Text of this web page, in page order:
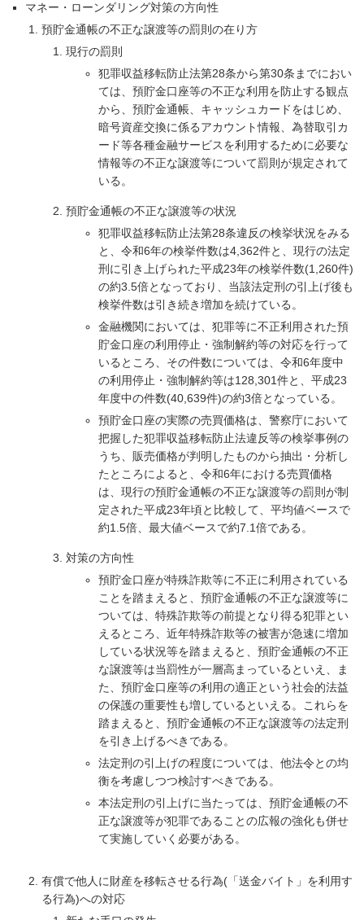
マネー・ローンダリング対策の方向性
預貯金通帳の不正な譲渡等の罰則の在り方
現行の罰則
犯罪収益移転防止法第28条から第30条までにおい
ては、預貯金口座等の不正な利用を防止する観点
から、預貯金通帳、キャッシュカードをはじめ、
暗号資産交換に係るアカウント情報、為替取引カ
ード等各種金融サービスを利用するために必要な
情報等の不正な譲渡等について罰則が規定されて
いる。
預貯金通帳の不正な譲渡等の状況
犯罪収益移転防止法第28条違反の検挙状況をみる
と、令和6年の検挙件数は4,362件と、現行の法定
刑に引き上げられた平成23年の検挙件数(1,260件)
の約3.5倍となっており、当該法定刑の引上げ後も
検挙件数は引き続き増加を続けている。
金融機関においては、犯罪等に不正利用された預
貯金口座の利用停止・強制解約等の対応を行って
いるところ、その件数については、令和6年度中
の利用停止・強制解約等は128,301件と、平成23
年度中の件数(40,639件)の約3倍となっている。
預貯金口座の実際の売買価格は、警察庁において
把握した犯罪収益移転防止法違反等の検挙事例の
うち、販売価格が判明したものから抽出・分析し
たところによると、令和6年における売買価格
は、現行の預貯金通帳の不正な譲渡等の罰則が制
定された平成23年頃と比較して、平均値ベースで
約1.5倍、最大値ベースで約7.1倍である。
対策の方向性
預貯金口座が特殊詐欺等に不正に利用されている
ことを踏まえると、預貯金通帳の不正な譲渡等に
ついては、特殊詐欺等の前提となり得る犯罪とい
えるところ、近年特殊詐欺等の被害が急速に増加
している状況等を踏まえると、預貯金通帳の不正
な譲渡等は当罰性が一層高まっているといえ、ま
た、預貯金口座等の利用の適正という社会的法益
の保護の重要性も増しているといえる。これらを
踏まえると、預貯金通帳の不正な譲渡等の法定刑
を引き上げるべきである。
法定刑の引上げの程度については、他法令との均
衡を考慮しつつ検討すべきである。
本法定刑の引上げに当たっては、預貯金通帳の不
正な譲渡等が犯罪であることの広報の強化も併せ
て実施していく必要がある。
有償で他人に財産を移転させる行為(「送金バイト」を利用す
る行為)への対応